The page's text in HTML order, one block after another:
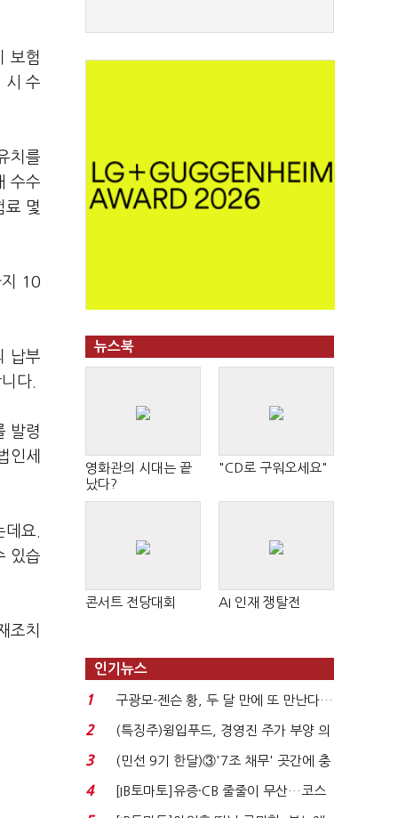
보험
시 수
치를
수수
료 몇
지 10
납부
다.
발령
인세
요.
있습
조치
뉴스북
영화관의 시대는 끝
났다?
"CD로 구워오세요"
콘서트 전당대회 AI 인재 쟁탈전
인기뉴스
1
구광모-젠슨 황, 두 달 만에 또 만난다…
로봇·AI 등 논...
2
(특징주)윙입푸드, 경영진 주가 부양 의
지에 상한가...
3
(민선 9기 한달)③'7조 채무' 곳간에 충
격…추미애, 20년...
4
[IB토마토]유증·CB 줄줄이 무산…코스
닥 벌점 급증에 ...